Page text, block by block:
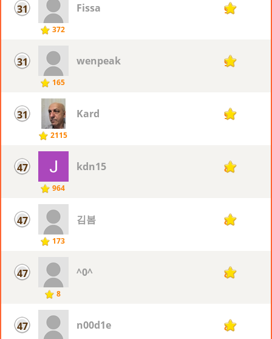
31
372
Fissa 9
31
165
wenpeak 9
31
2115
Kard 9
47
964
kdn15 8
47
173
김봄 8
47
8
^0^ 8
47 n00d1e 8